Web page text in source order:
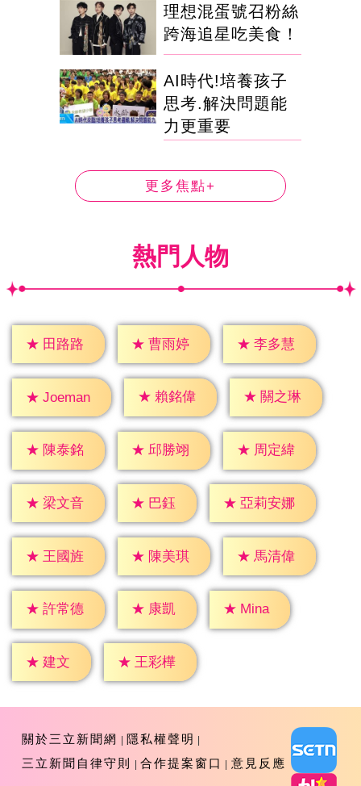
理想混蛋號召粉絲
跨海追星吃美食！
AI時代!培養孩子
思考.解決問題能
力更重要
更多焦點+
熱門人物
★ 田路路 ★ 曹雨婷 ★ 李多慧
★ Joeman ★ 賴銘偉 ★ 關之琳
★ 陳泰銘 ★ 邱勝翊 ★ 周定緯
★ 梁文音 ★ 巴鈺 ★ 亞莉安娜
★ 王國旌 ★ 陳美琪 ★ 馬清偉
★ 許常德 ★ 康凱 ★ Mina
★ 建文 ★ 王彩樺
關於三立新聞網
隱私權聲明
三立新聞自律守則
合作提案窗口 意見反應